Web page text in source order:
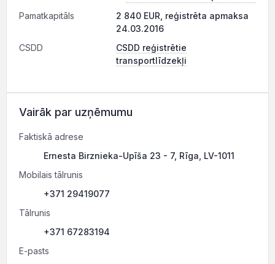
Pamatkapitāls
2 840 EUR, reģistrēta apmaksa
24.03.2016
CSDD
CSDD reģistrētie
transportlīdzekļi
Vairāk par uzņēmumu
Faktiskā adrese
Ernesta Birznieka-Upīša 23 - 7, Rīga, LV-1011
Mobilais tālrunis
+371 29419077
Tālrunis
+371 67283194
E-pasts